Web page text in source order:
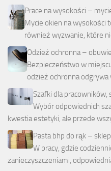
Prace na wysokości –
Mycie okien na wysokości
również wyzwanie, które
Odzież ochronna –
Bezpieczeństwo w
odzież ochronna
Szafki dla pracowników,
Wybór odpowiednich
kwestia estetyki, ale przede
Pasta bhp do rąk –
W pracy, gdzie
zanieczyszczeniami,